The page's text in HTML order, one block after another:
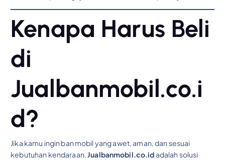
Kenapa Harus Beli
di
Jualbanmobil.co.i
d?
Jika kamu ingin ban mobil yang awet, aman, dan sesuai
kebutuhan kendaraan,Jualbanmobil.co.idadalah solusi